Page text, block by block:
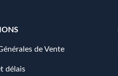
de Vente
délais